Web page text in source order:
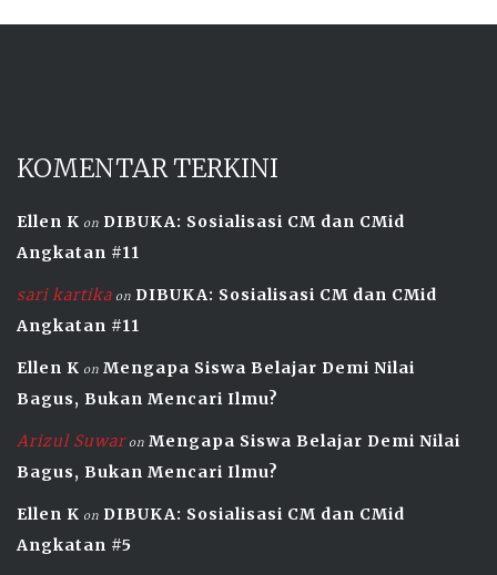
KOMENTAR TERKINI
Ellen K on DIBUKA: Sosialisasi CM dan CMid
Angkatan #11
sari kartika on DIBUKA: Sosialisasi CM dan CMid
Angkatan #11
Ellen K on Mengapa Siswa Belajar Demi Nilai
Bagus, Bukan Mencari Ilmu?
Arizul Suwaron Mengapa Siswa Belajar Demi Nilai
Bagus, Bukan Mencari Ilmu?
Ellen K on DIBUKA: Sosialisasi CM dan CMid
Angkatan #5